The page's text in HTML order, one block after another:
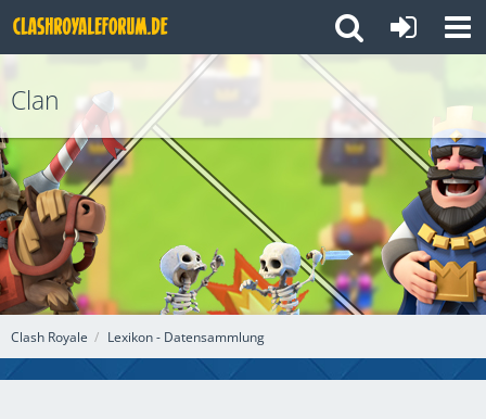
Clash Royale Lexikon - Datensammlung
Clan